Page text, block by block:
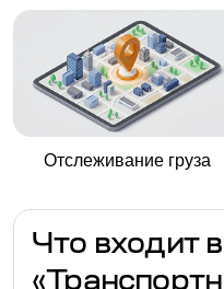
Отслеживание груза
Что входит